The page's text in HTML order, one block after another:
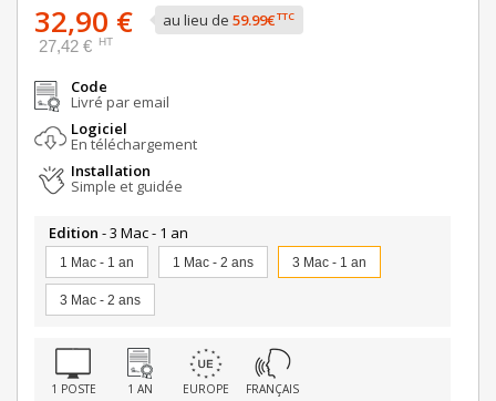
32,90 € au lieu de 59.99€TTC
27,42 € HT
Code
Livré par email
Logiciel
En téléchargement
Installation
Simple et guidée
Edition - 3 Mac - 1 an
1 Mac - 1 an 1 Mac - 2 ans 3 Mac - 1 an
3 Mac - 2 ans
1 POSTE 1 AN EUROPE FRANÇAIS